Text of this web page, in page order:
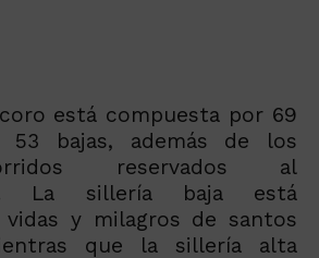
está compuesta por 69
bajas, además de los
reservados al
La sillería baja está
vidas y milagros de santos
que la sillería alta